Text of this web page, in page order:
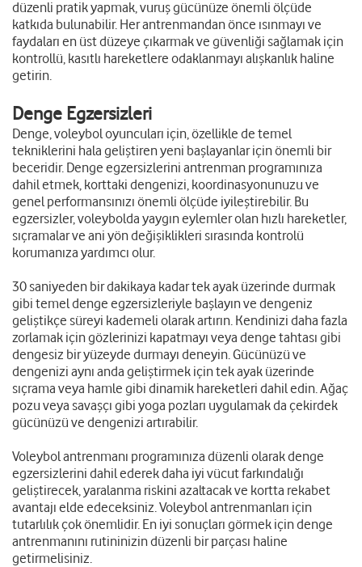
düzenli pratik yapmak, vuruş gücünüze önemli ölçüde
katkıda bulunabilir. Her antrenmandan önce ısınmayı ve
faydaları en üst düzeye çıkarmak ve güvenliği sağlamak için
kontrollü, kasıtlı hareketlere odaklanmayı alışkanlık haline
getirin.
Denge Egzersizleri
Denge, voleybol oyuncuları için, özellikle de temel
tekniklerini hala geliştiren yeni başlayanlar için önemli bir
beceridir. Denge egzersizlerini antrenman programınıza
dahil etmek, korttaki dengenizi, koordinasyonunuzu ve
genel performansınızı önemli ölçüde iyileştirebilir. Bu
egzersizler, voleybolda yaygın eylemler olan hızlı hareketler,
sıçramalar ve ani yön değişiklikleri sırasında kontrolü
korumanıza yardımcı olur.
30 saniyeden bir dakikaya kadar tek ayak üzerinde durmak
gibi temel denge egzersizleriyle başlayın ve dengeniz
geliştikçe süreyi kademeli olarak artırın. Kendinizi daha fazla
zorlamak için gözlerinizi kapatmayı veya denge tahtası gibi
dengesiz bir yüzeyde durmayı deneyin. Gücünüzü ve
dengenizi aynı anda geliştirmek için tek ayak üzerinde
sıçrama veya hamle gibi dinamik hareketleri dahil edin. Ağaç
pozu veya savaşçı gibi yoga pozları uygulamak da çekirdek
gücünüzü ve dengenizi artırabilir.
Voleybol antrenmanı programınıza düzenli olarak denge
egzersizlerini dahil ederek daha iyi vücut farkındalığı
geliştirecek, yaralanma riskini azaltacak ve kortta rekabet
avantajı elde edeceksiniz. Voleybol antrenmanları için
tutarlılık çok önemlidir. En iyi sonuçları görmek için denge
antrenmanını rutininizin düzenli bir parçası haline
getirmelisiniz.